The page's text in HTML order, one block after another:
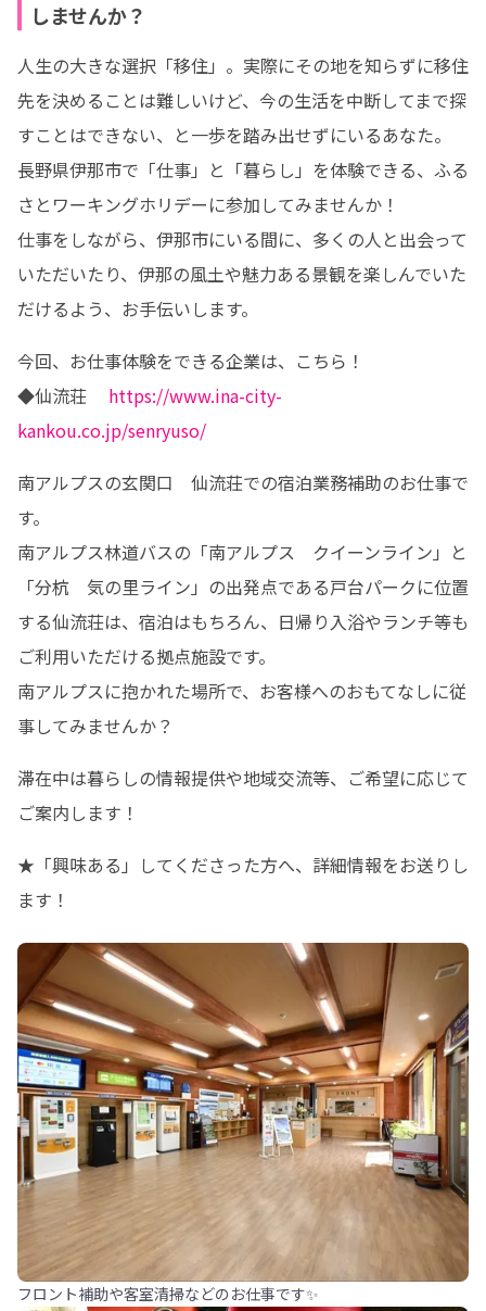
しませんか？
人生の大きな選択「移住」。実際にその地を知らずに移住
先を決めることは難しいけど、今の生活を中断してまで探
すことはできない、と一歩を踏み出せずにいるあなた。
長野県伊那市で「仕事」と「暮らし」を体験できる、ふる
さとワーキングホリデーに参加してみませんか！
仕事をしながら、伊那市にいる間に、多くの人と出会って
いただいたり、伊那の風土や魅力ある景観を楽しんでいた
だけるよう、お手伝いします。
今回、お仕事体験をできる企業は、こちら！
◆仙流荘 https://www.ina-city-
kankou.co.jp/senryuso/
南アルプスの玄関口　仙流荘での宿泊業務補助のお仕事で
す。
南アルプス林道バスの「南アルプス　クイーンライン」と
「分杭　気の里ライン」の出発点である戸台パークに位置
する仙流荘は、宿泊はもちろん、日帰り入浴やランチ等も
ご利用いただける拠点施設です。
南アルプスに抱かれた場所で、お客様へのおもてなしに従
事してみませんか？
滞在中は暮らしの情報提供や地域交流等、ご希望に応じて
ご案内します！
★「興味ある」してくださった方へ、詳細情報をお送りし
ます！
フロント補助や客室清掃などのお仕事です✨